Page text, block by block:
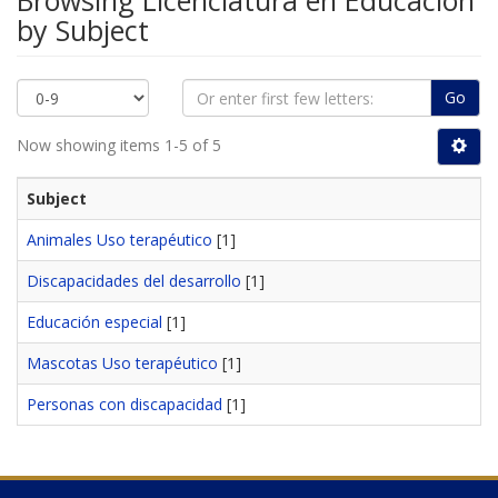
by Subject
Go
Now showing items 1-5 of 5
Subject
Animales Uso terapéutico [1]
Discapacidades del desarrollo [1]
Educación especial [1]
Mascotas Uso terapéutico [1]
Personas con discapacidad [1]